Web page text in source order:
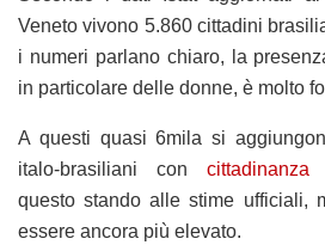
Veneto vivono 5.860 cittadini
i numeri parlano chiaro, la
in particolare delle donne, è molto
A questi quasi 6mila si
italo-brasiliani con cittadinanza
questo stando alle stime ufficiali,
essere ancora più elevato.